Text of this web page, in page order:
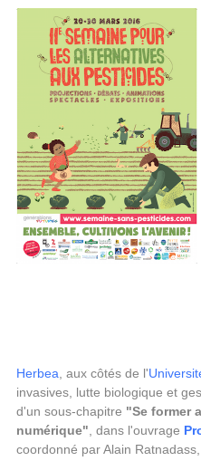
Herbea , aux côtés de l'
invasives, lutte biologique et
d'un sous-chapitre "Se former
numérique" dans l'ouvrage
coordonné par Alain